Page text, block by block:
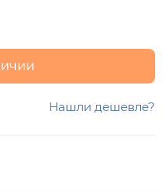
Нашли дешевле?